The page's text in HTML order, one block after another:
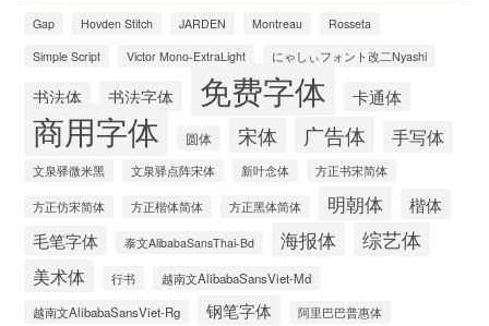
Gap Hovden Stitch JARDEN Montreau
Rosseta
Simple Script
Victor Mono-ExtraLight にゃしぃフォント改二Nyashi
书法体 书法字体 免费字体 卡通体
商用字体 圆体 宋体 广告体 手写体
文泉驿微米黑 文泉驿点阵宋体 新叶念体 方正书宋简体
方正仿宋简体 方正楷体简体 方正黑体简体 明朝体 楷体
毛笔字体 泰文AlibabaSansThai-Bd 海报体 综艺体
美术体 行书
越南文AlibabaSansViet-Md
越南文AlibabaSansViet-Rg
钢笔字体
阿里巴巴普惠体